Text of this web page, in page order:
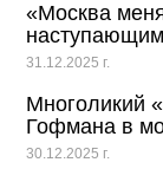
«Москва
31.12.2025 г.
Многоликий
Гофмана в
30.12.2025 г.